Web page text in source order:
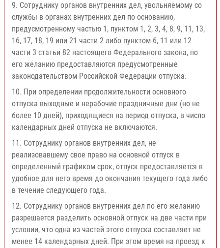
9. Сотруднику органов внутренних дел, увольняемому со
службы в органах внутренних дел по основанию,
предусмотренному частью 1, пунктом 1, 2, 3, 4, 8, 9, 11, 13,
16, 17, 18, 19 или 21 части 2 либо пунктом 6, 11 или 12
части 3 статьи 82 настоящего Федерального закона, по
его желанию предоставляются предусмотренные
законодательством Российской Федерации отпуска.
10. При определении продолжительности основного
отпуска выходные и нерабочие праздничные дни (но не
более 10 дней), приходящиеся на период отпуска, в число
календарных дней отпуска не включаются.
11. Сотруднику органов внутренних дел, не
реализовавшему свое право на основной отпуск в
определенный графиком срок, отпуск предоставляется в
удобное для него время до окончания текущего года либо
в течение следующего года.
12. Сотруднику органов внутренних дел по его желанию
разрешается разделить основной отпуск на две части при
условии, что одна из частей этого отпуска составляет не
менее 14 календарных дней. При этом время на проезд к